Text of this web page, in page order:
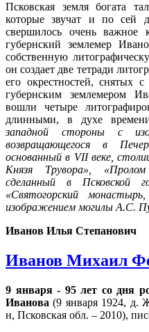
Псковская земля богата
которые звучат и по сей
свершилось очень важное
губернский землемер
собственную
он создает две тетради
его окрестностей, снятых
губернским землемером
вошли четыре
длинными, в духе
западной стороны с
возвращающегося в
основанный в VII веке,
Князя Трувора»,
сделанный в Псковской
«Святогорский
изображением могилы А.С.
Иванов Илья Степанович
Иванов Михаил
9 января - 95 лет со дня
Иванова (9 января 1924, д.
н, Псковская обл. – 2010),